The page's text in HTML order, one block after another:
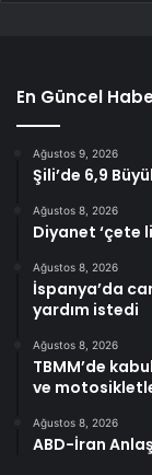
En Güncel
Ağustos 9, 2026
Şili’de 6,9
Ağustos 8, 2026
Diyanet ‘çete
Ağustos 8, 2026
İspanya’da
yardım istedi
Ağustos 8, 2026
TBMM’de
ve
Ağustos 8, 2026
ABD-İran